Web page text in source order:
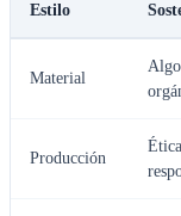
Estilo
Material
Producción